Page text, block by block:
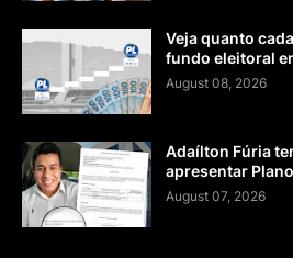
Veja quanto
fundo eleitoral
August 08, 2026
Adaílton Fúria
apresentar
August 07, 2026